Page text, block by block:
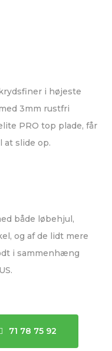
i højeste
3mm rustfri
PRO top plade, får
at slide op.
både løbehjul,
og af de lidt mere
i sammenhæng
71 78 75 92